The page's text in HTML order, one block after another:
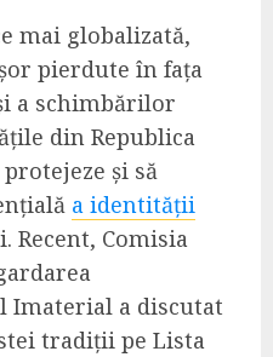
mai globalizată,
pierdute în fața
a schimbărilor
din Republica
și să
a identității
Recent, Comisia
a discutat
tradiții pe Lista